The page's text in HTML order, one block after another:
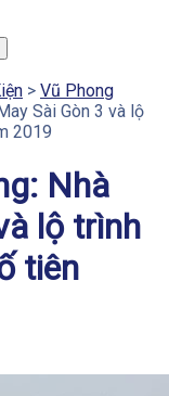
> Vũ Phong
Sài Gòn 3 và lộ
2019
Nhà
lộ trình
tiên